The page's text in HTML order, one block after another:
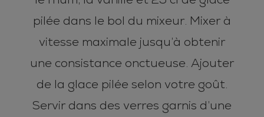
pilée dans le bol du mixeur. Mixer à
vitesse maximale jusqu’à obtenir
une consistance onctueuse. Ajouter
de la glace pilée selon votre goût.
Servir dans des verres garnis d’une